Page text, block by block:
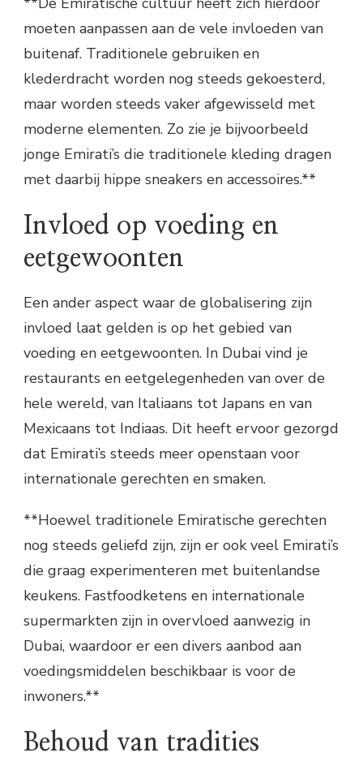
moeten aanpassen aan de vele invloeden van
buitenaf. Traditionele gebruiken en
klederdracht worden nog steeds gekoesterd,
maar worden steeds vaker afgewisseld met
moderne elementen. Zo zie je bijvoorbeeld
jonge Emirati’s die traditionele kleding dragen
met daarbij hippe sneakers en accessoires.**
Invloed op voeding en
eetgewoonten
Een ander aspect waar de globalisering zijn
invloed laat gelden is op het gebied van
voeding en eetgewoonten. In Dubai vind je
restaurants en eetgelegenheden van over de
hele wereld, van Italiaans tot Japans en van
Mexicaans tot Indiaas. Dit heeft ervoor gezorgd
dat Emirati’s steeds meer openstaan voor
internationale gerechten en smaken.
**Hoewel traditionele Emiratische gerechten
nog steeds geliefd zijn, zijn er ook veel Emirati’s
die graag experimenteren met buitenlandse
keukens. Fastfoodketens en internationale
supermarkten zijn in overvloed aanwezig in
Dubai, waardoor er een divers aanbod aan
voedingsmiddelen beschikbaar is voor de
inwoners.**
Behoud van tradities